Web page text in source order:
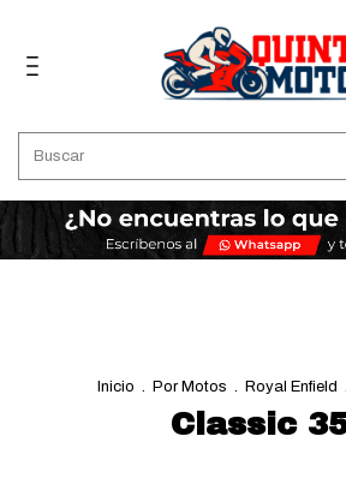
Inicio . Por Motos . Royal Enfield .
Classic